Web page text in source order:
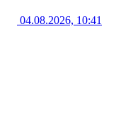
04.08.2026, 10:41